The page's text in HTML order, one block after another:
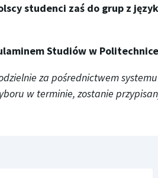
studenci zaś do grup z
Studiów w
za pośrednictwem
w terminie, zostanie